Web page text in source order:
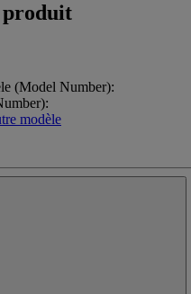
produit
(Model Number):
modèle